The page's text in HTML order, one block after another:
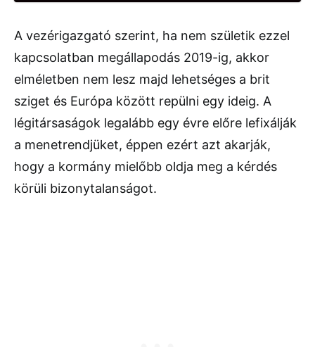
A vezérigazgató szerint, ha nem születik ezzel
kapcsolatban megállapodás 2019-ig, akkor
elméletben nem lesz majd lehetséges a brit
sziget és Európa között repülni egy ideig. A
légitársaságok legalább egy évre előre lefixálják
a menetrendjüket, éppen ezért azt akarják,
hogy a kormány mielőbb oldja meg a kérdés
körüli bizonytalanságot.